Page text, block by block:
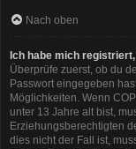
Nach oben
Ich habe mich
Überprüfe zuerst, ob du
Passwort eingegeben
Möglichkeiten. Wenn
unter 13 Jahre alt bist,
Erziehungsberechtigten
dies nicht der Fall ist,